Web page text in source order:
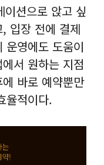
션으로 앉고 싶
입장 전에 결제
운영에도 도움이
서 원하는 지점
바로 예약뿐만
율적이다.